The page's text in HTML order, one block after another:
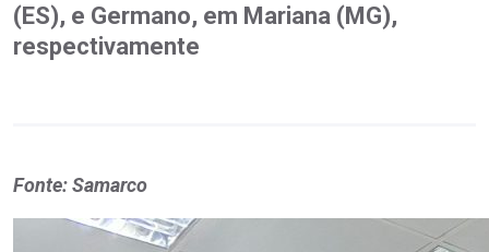
(ES), e Germano, em Mariana (MG),
respectivamente
Fonte: Samarco